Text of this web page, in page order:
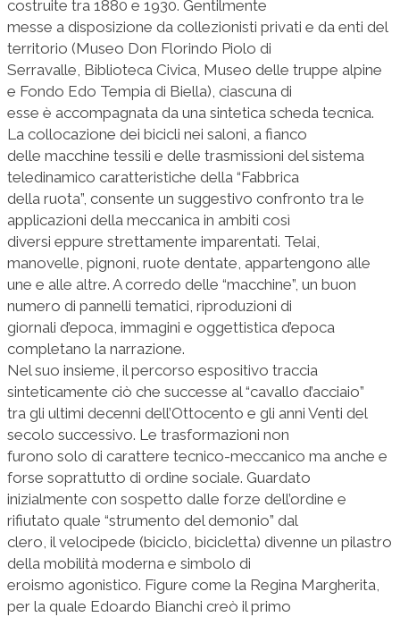
costruite tra 1880 e 1930. Gentilmente
messe a disposizione da collezionisti privati e da enti del
territorio (Museo Don Florindo Piolo di
Serravalle, Biblioteca Civica, Museo delle truppe alpine
e Fondo Edo Tempia di Biella), ciascuna di
esse è accompagnata da una sintetica scheda tecnica.
La collocazione dei bicicli nei saloni, a fianco
delle macchine tessili e delle trasmissioni del sistema
teledinamico caratteristiche della “Fabbrica
della ruota”, consente un suggestivo confronto tra le
applicazioni della meccanica in ambiti così
diversi eppure strettamente imparentati. Telai,
manovelle, pignoni, ruote dentate, appartengono alle
une e alle altre. A corredo delle “macchine”, un buon
numero di pannelli tematici, riproduzioni di
giornali d’epoca, immagini e oggettistica d’epoca
completano la narrazione.
Nel suo insieme, il percorso espositivo traccia
sinteticamente ciò che successe al “cavallo d’acciaio”
tra gli ultimi decenni dell’Ottocento e gli anni Venti del
secolo successivo. Le trasformazioni non
furono solo di carattere tecnico-meccanico ma anche e
forse soprattutto di ordine sociale. Guardato
inizialmente con sospetto dalle forze dell’ordine e
rifiutato quale “strumento del demonio” dal
clero, il velocipede (biciclo, bicicletta) divenne un pilastro
della mobilità moderna e simbolo di
eroismo agonistico. Figure come la Regina Margherita,
per la quale Edoardo Bianchi creò il primo